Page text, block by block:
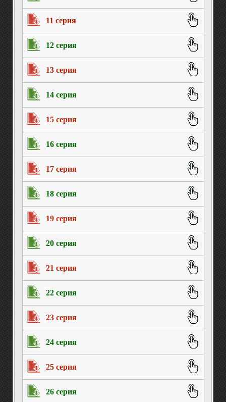
11 серия
12 серия
13 серия
14 серия
15 серия
16 серия
17 серия
18 серия
19 серия
20 серия
21 серия
22 серия
23 серия
24 серия
25 серия
26 серия